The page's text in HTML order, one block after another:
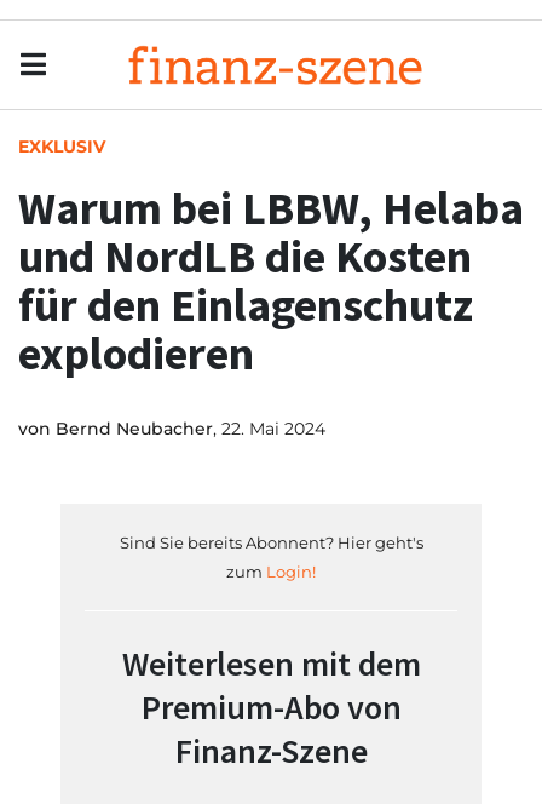
EXKLUSIV
Warum bei LBBW, Helaba
und NordLB die Kosten
für den Einlagenschutz
explodieren
von Bernd Neubacher, 22. Mai 2024
Sind Sie bereits Abonnent? Hier geht's
zum Login!
Weiterlesen mit dem
Premium-Abo von
Finanz-Szene